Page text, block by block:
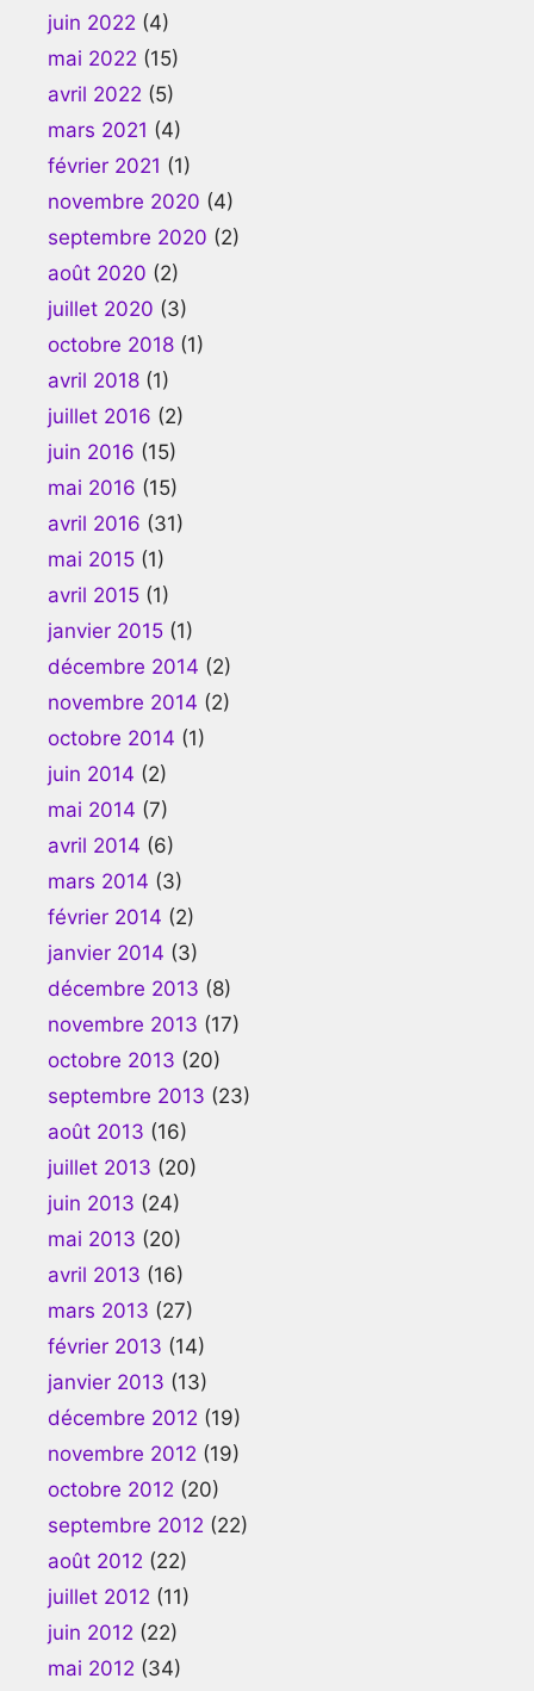
juin 2022 (4)
mai 2022 (15)
avril 2022 (5)
mars 2021 (4)
février 2021 (1)
novembre 2020 (4)
septembre 2020 (2)
août 2020 (2)
juillet 2020 (3)
octobre 2018 (1)
avril 2018 (1)
juillet 2016 (2)
juin 2016 (15)
mai 2016 (15)
avril 2016 (31)
mai 2015 (1)
avril 2015 (1)
janvier 2015 (1)
décembre 2014 (2)
novembre 2014 (2)
octobre 2014 (1)
juin 2014 (2)
mai 2014 (7)
avril 2014 (6)
mars 2014 (3)
février 2014 (2)
janvier 2014 (3)
décembre 2013 (8)
novembre 2013 (17)
octobre 2013 (20)
septembre 2013 (23)
août 2013 (16)
juillet 2013 (20)
juin 2013 (24)
mai 2013 (20)
avril 2013 (16)
mars 2013 (27)
février 2013 (14)
janvier 2013 (13)
décembre 2012 (19)
novembre 2012 (19)
octobre 2012 (20)
septembre 2012 (22)
août 2012 (22)
juillet 2012 (11)
juin 2012 (22)
mai 2012 (34)